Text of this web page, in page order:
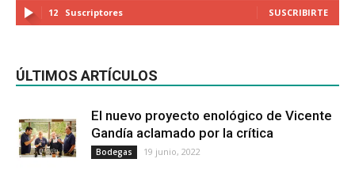
12 Suscriptores SUSCRIBIRTE
ÚLTIMOS ARTÍCULOS
El nuevo proyecto enológico de Vicente
Gandía aclamado por la crítica
Bodegas 19 junio, 2022